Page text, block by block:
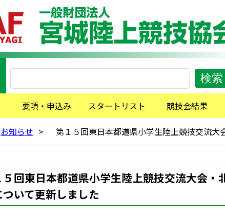
要項・申込み スタートリスト 競技会結果
お知らせ > 第１５回東日本都道県小学生陸上競技交流
回東日本都道県小学生陸上競技交流大会・
いて更新しました